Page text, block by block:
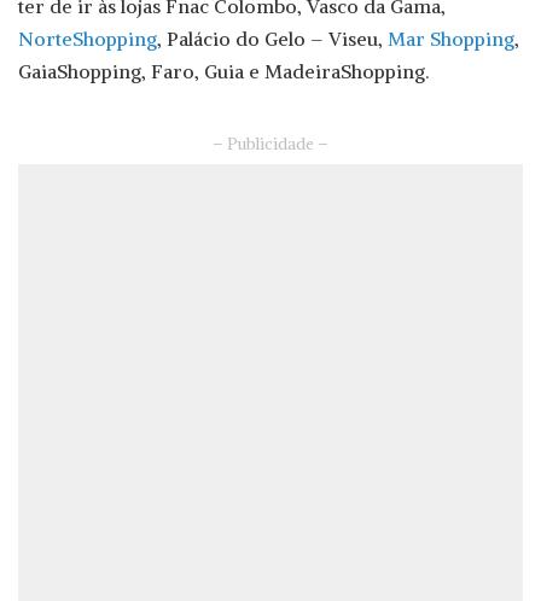
ter de ir às lojas Fnac Colombo, Vasco da Gama,
NorteShopping, Palácio do Gelo – Viseu, Mar Shopping,
GaiaShopping, Faro, Guia e MadeiraShopping.
– Publicidade –